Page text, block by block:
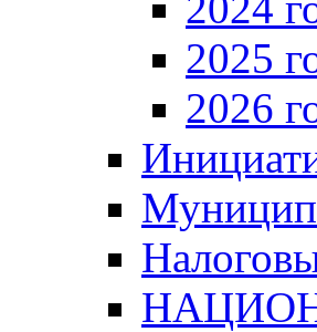
2025
2026